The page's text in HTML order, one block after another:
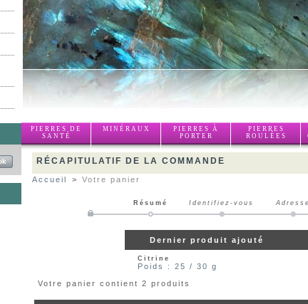
PIERRES DE
SANTÉ
MINÉRAUX
PIERRES À
PORTER
PIERRES
ROULÉES
RÉCAPITULATIF DE LA COMMANDE
Accueil > Votre panier
Résumé Identifiez-vous Adresse
Dernier produit ajouté
Citrine
Poids : 25 / 30 g
Votre panier contient 2 produits